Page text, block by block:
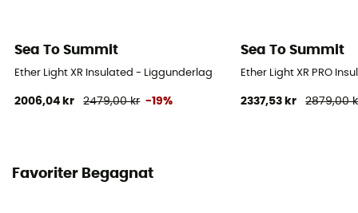
Sea To Summit
Ether Light XR Insulated - Liggunderlag
2006,04 kr 2479,00 kr -19%
Sea To Summit
Ether Light XR PRO
2337,53 kr 2879,00
Favoriter Begagnat